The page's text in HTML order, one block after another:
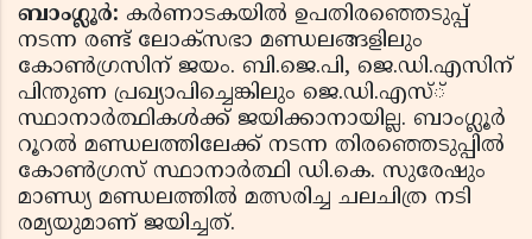
ബാംഗ്ലൂര്‍: കര്‍ണാടകയില്‍ ഉപതിരഞ്ഞെടുപ്പ്
നടന്ന രണ്ട് ലോക്‌സഭാ മണ്ഡലങ്ങളിലും
കോണ്‍ഗ്രസിന് ജയം. ബി.ജെ.പി, ജെ.ഡി.എസിന്
പിന്തുണ പ്രഖ്യാപിച്ചെങ്കിലും ജെ.ഡി.എസ്്
സ്ഥാനാര്‍ത്ഥികള്‍ക്ക് ജയിക്കാനായില്ല. ബാംഗ്ലൂര്‍
റൂറല്‍ മണ്ഡലത്തിലേക്ക് നടന്ന തിരഞ്ഞെടുപ്പില്‍
കോണ്‍ഗ്രസ് സ്ഥാനാര്‍ത്ഥി ഡി.കെ. സുരേഷും
മാണ്ഡ്യ മണ്ഡലത്തില്‍ മത്സരിച്ച ചലചിത്ര നടി
രമ്യയുമാണ് ജയിച്ചത്.